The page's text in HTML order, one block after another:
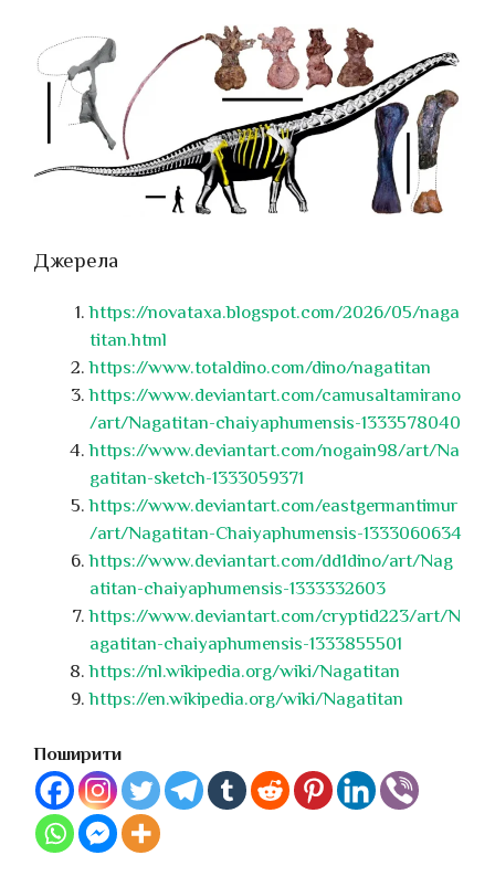
Джерела
https://novataxa.blogspot.com/2026/05/naga
titan.html
https://www.totaldino.com/dino/nagatitan
https://www.deviantart.com/camusaltamirano
/art/Nagatitan-chaiyaphumensis-1333578040
https://www.deviantart.com/nogain98/art/Na
gatitan-sketch-1333059371
https://www.deviantart.com/eastgermantimur
/art/Nagatitan-Chaiyaphumensis-1333060634
https://www.deviantart.com/dd1dino/art/Nag
atitan-chaiyaphumensis-1333332603
https://www.deviantart.com/cryptid223/art/N
agatitan-chaiyaphumensis-1333855501
https://nl.wikipedia.org/wiki/Nagatitan
https://en.wikipedia.org/wiki/Nagatitan
Поширити